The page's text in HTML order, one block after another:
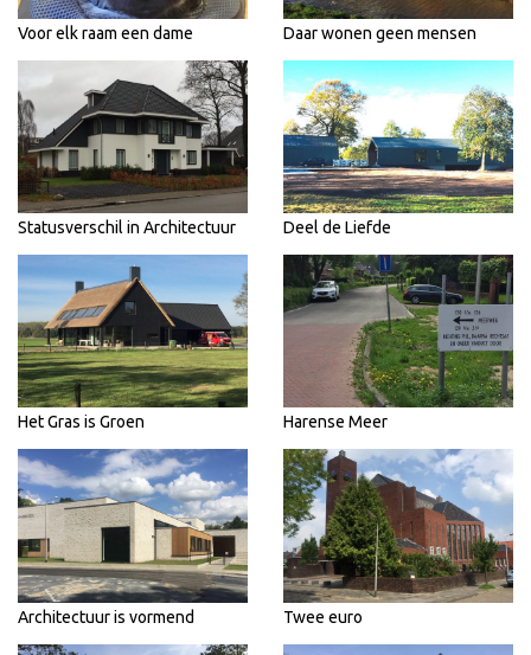
Voor elk raam een dame Daar wonen geen mensen
Statusverschil in Architectuur Deel de Liefde
Het Gras is Groen Harense Meer
Architectuur is vormend Twee euro